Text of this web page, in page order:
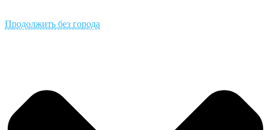
Продолжить без города